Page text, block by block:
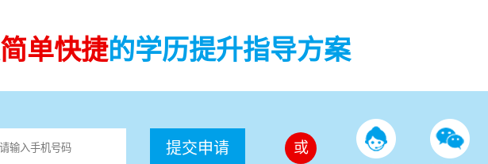
简单快捷的学历提升指导方案
提交申请 或